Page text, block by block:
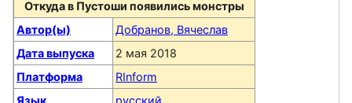
Откуда в Пустоши появились монстры
Автор(ы)
Добранов, Вячеслав
Дата выпуска
2 мая 2018
Платформа
RInform